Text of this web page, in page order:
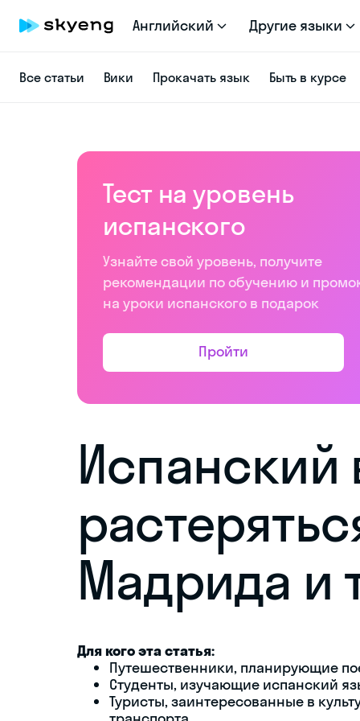
Английский Другие языки
Все статьи Вики Прокачать язык Быть в курсе
Тест на уровень
испанского
Узнайте свой уровень, получите
рекомендации по обучению и
на уроки испанского в подарок
Пройти
Испанский
Мадрида и
Для кого эта статья:
Путешественники, планирующие
Студенты, изучающие испанский
Туристы, заинтересованные в